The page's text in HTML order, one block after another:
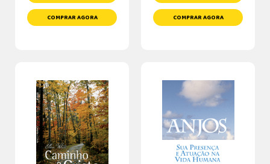
COMPRAR AGORA COMPRAR AGORA